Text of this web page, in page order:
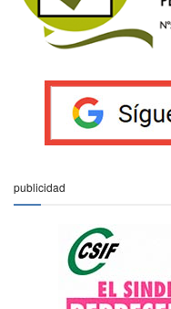
publicidad